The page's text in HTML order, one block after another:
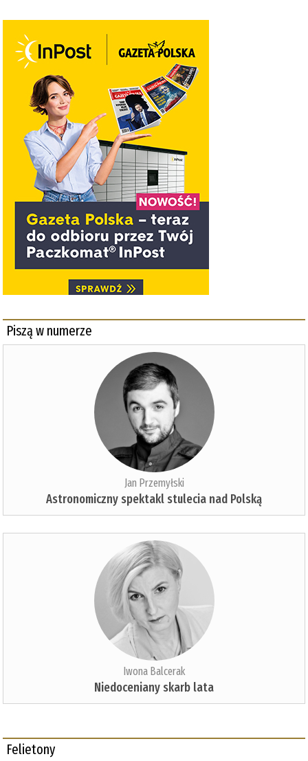
Piszą w numerze
Jan Przemyłski
Astronomiczny spektakl stulecia nad Polską
Iwona Balcerak
Niedoceniany skarb lata
Felietony